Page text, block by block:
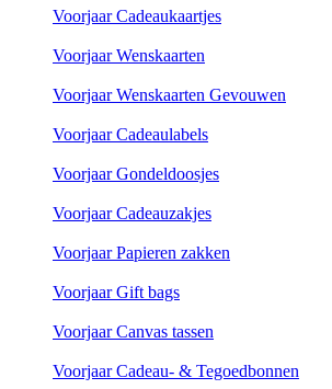
Voorjaar Cadeaukaartjes
Voorjaar Wenskaarten
Voorjaar Wenskaarten Gevouwen
Voorjaar Cadeaulabels
Voorjaar Gondeldoosjes
Voorjaar Cadeauzakjes
Voorjaar Papieren zakken
Voorjaar Gift bags
Voorjaar Canvas tassen
Voorjaar Cadeau- & Tegoedbonnen